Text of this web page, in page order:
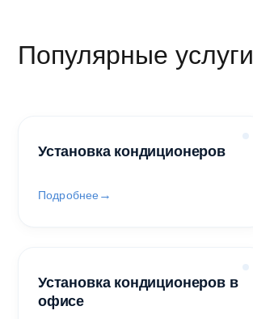
Популярные услуги
Установка кондиционеров
Подробнее
Установка кондиционеров в
офисе